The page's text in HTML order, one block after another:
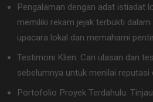
Pengalaman dengan adat istiadat
memiliki rekam jejak terbukti
upacara lokal dan memahami
Testimoni Klien: Cari ulasan dan
sebelumnya untuk menilai reputasi
Portofolio Proyek Terdahulu: